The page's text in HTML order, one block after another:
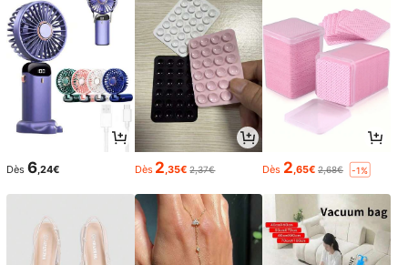
Dès 6,24€ Dès 2 ,35€ 2,37€ Dès 2 ,65€ 2,68€ -1%